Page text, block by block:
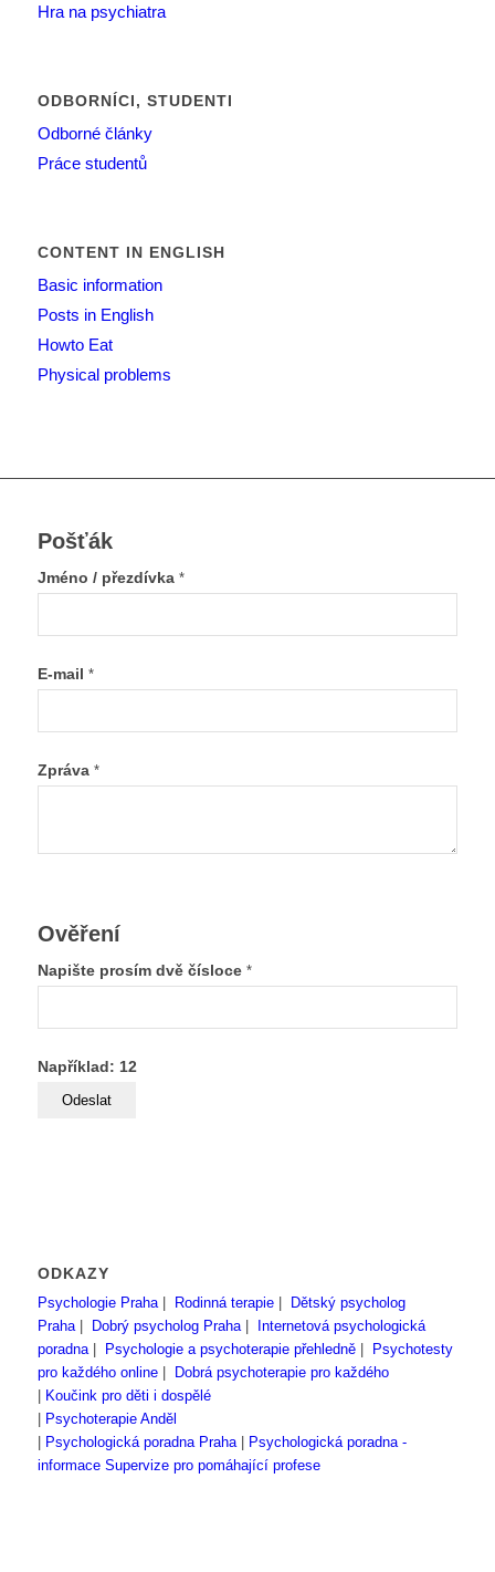
Hra na psychiatra
ODBORNÍCI, STUDENTI
Odborné články
Práce studentů
CONTENT IN ENGLISH
Basic information
Posts in English
Howto Eat
Physical problems
Pošťák
Jméno / přezdívka *
E-mail *
Zpráva *
Ověření
Napište prosím dvě čísloce *
Například: 12
ODKAZY
Psychologie Praha| Rodinná terapie|
Dětský psycholog
Praha| Dobrý psycholog Praha|
Internetová psychologická
poradna| Psychologie a psychoterapie přehledně|
Psychotesty
pro každého online|
Dobrá psychoterapie pro každého
Koučink pro děti i dospělé
Psychoterapie Anděl
Psychologická poradna Praha|
Psychologická poradna -
informace Supervize pro pomáhající profese